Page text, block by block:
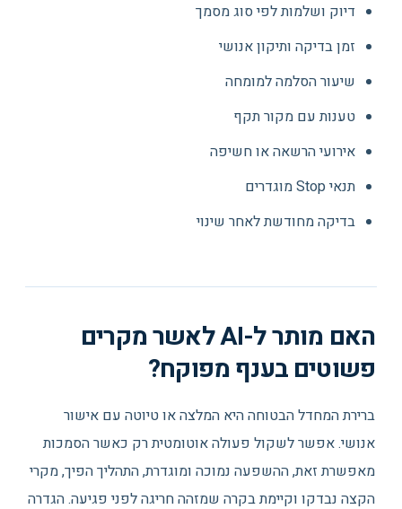
דיוק ושלמות לפי סוג מסמך
זמן בדיקה ותיקון אנושי
שיעור הסלמה למומחה
טענות עם מקור תקף
אירועי הרשאה או חשיפה
תנאי Stop מוגדרים
בדיקה מחודשת לאחר שינוי
האם מותר ל-AI לאשר מקרים
פשוטים בענף מפוקח?
ברירת המחדל הבטוחה היא המלצה או טיוטה עם אישור
אנושי. אפשר לשקול פעולה אוטומטית רק כאשר הסמכות
מאפשרת זאת, ההשפעה נמוכה ומוגדרת, התהליך הפיך, מקרי
הקצה נבדקו וקיימת בקרה שמזהה חריגה לפני פגיעה. הגדרה